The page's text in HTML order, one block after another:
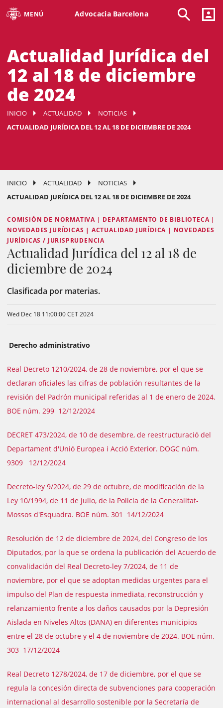
MENÚ Advocacia Barcelona
Actualidad Jurídica del
12 al 18 de diciembre
de 2024
INICIO ACTUALIDAD
NOTICIAS
ACTUALIDAD JURÍDICA DEL 12 AL 18 DE DICIEMBRE DE 2024
INICIO ACTUALIDAD
NOTICIAS
ACTUALIDAD JURÍDICA DEL 12 AL 18 DE DICIEMBRE DE 2024
COMISIÓN DE NORMATIVA | DEPARTAMENTO DE BIBLIOTECA |
NOVEDADES JURÍDICAS | ACTUALIDAD JURÍDICA | NOVEDADES
JURÍDICAS / JURISPRUDENCIA
Actualidad Jurídica del 12 al 18 de
diciembre de 2024
Clasificada por materias.
Wed Dec 18 11:00:00 CET 2024
Derecho administrativo
Real Decreto 1210/2024, de 28 de noviembre, por el que se
declaran oficiales las cifras de población resultantes de la
revisión del Padrón municipal referidas al 1 de enero de 2024.
BOE núm. 299 12/12/2024
DECRET 473/2024, de 10 de desembre, de reestructuració del
Departament d'Unió Europea i Acció Exterior. DOGC núm.
9309 12/12/2024
Decreto-ley 9/2024, de 29 de octubre, de modificación de la
Ley 10/1994, de 11 de julio, de la Policía de la Generalitat-
Mossos d'Esquadra. BOE núm. 301 14/12/2024
Resolución de 12 de diciembre de 2024, del Congreso de los
Diputados, por la que se ordena la publicación del Acuerdo de
convalidación del Real Decreto-ley 7/2024, de 11 de
noviembre, por el que se adoptan medidas urgentes para el
impulso del Plan de respuesta inmediata, reconstrucción y
relanzamiento frente a los daños causados por la Depresión
Aislada en Niveles Altos (DANA) en diferentes municipios
entre el 28 de octubre y el 4 de noviembre de 2024. BOE núm.
303 17/12/2024
Real Decreto 1278/2024, de 17 de diciembre, por el que se
regula la concesión directa de subvenciones para cooperación
internacional al desarrollo sostenible por la Secretaría de